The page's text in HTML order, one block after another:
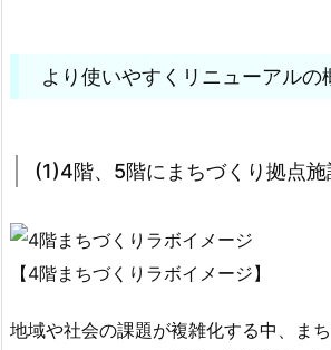
より使いやすくリニューアルの
(1)4階、5階にまちづくり拠点施
【4階まちづくりラボイメージ】
地域や社会の課題が複雑化する中、ま